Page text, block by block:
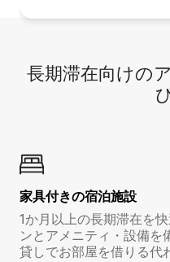
長期滞在向け⁠の
家具付き⁠の宿⁠泊⁠施⁠設
1か月以上の長期滞在を
ンとアメニティ・設備を
貸しでお部屋を借りる代